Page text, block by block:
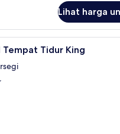
Lihat harga
Seprai
Tempat Tidur King